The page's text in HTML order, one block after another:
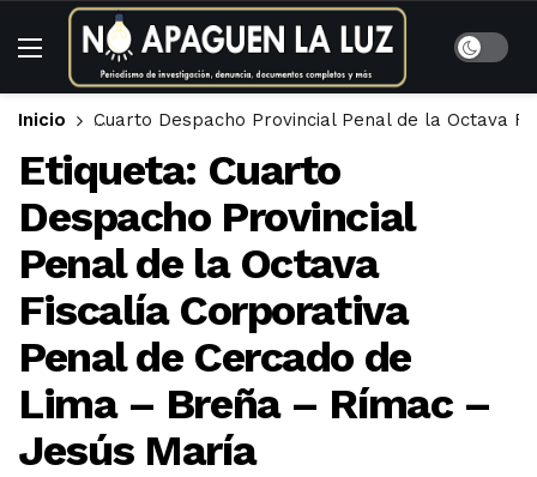
Inicio Cuarto Despacho Provincial Penal de la Octava
Etiqueta: Cuarto
Despacho Provincial
Penal de la Octava
Fiscalía Corporativa
Penal de Cercado de
Lima – Breña – Rímac –
Jesús María